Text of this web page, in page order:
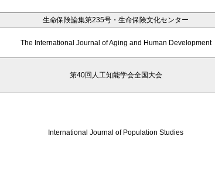
生命保険論集第235号・生命保険文化センター
The International Journal of Aging and Human Development
第40回人工知能学会全国大会
International Journal of Population Studies